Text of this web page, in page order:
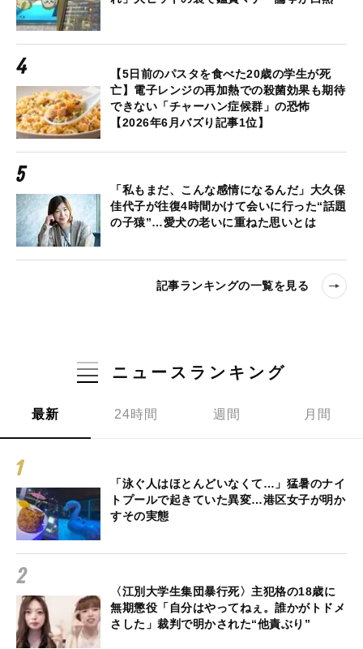
【5日前のパスタを食べた20歳の学生が死
亡】電子レンジの再加熱での殺菌効果も期待
できない「チャーハン症候群」の恐怖
【2026年6月バズり記事1位】
「私もまだ、こんな感情になるんだ」大久保
佳代子が往復4時間かけて会いに行った“話題
の子猿”…愛犬の老いに重ねた思いとは
記事ランキングの一覧を見る
ニュースランキング
最新 24時間 週間 月間
「泳ぐ人はほとんどいなくて…」猛暑のナイ
トプールで起きていた異変…港区女子が明か
すその実態
〈江別大学生集団暴行死〉主犯格の18歳に
無期懲役「自分はやってねぇ。誰かがトドメ
さした」裁判で明かされた“他責ぶり”